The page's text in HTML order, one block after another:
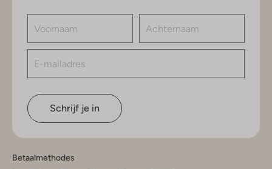
Schrijf je in
Betaalmethodes